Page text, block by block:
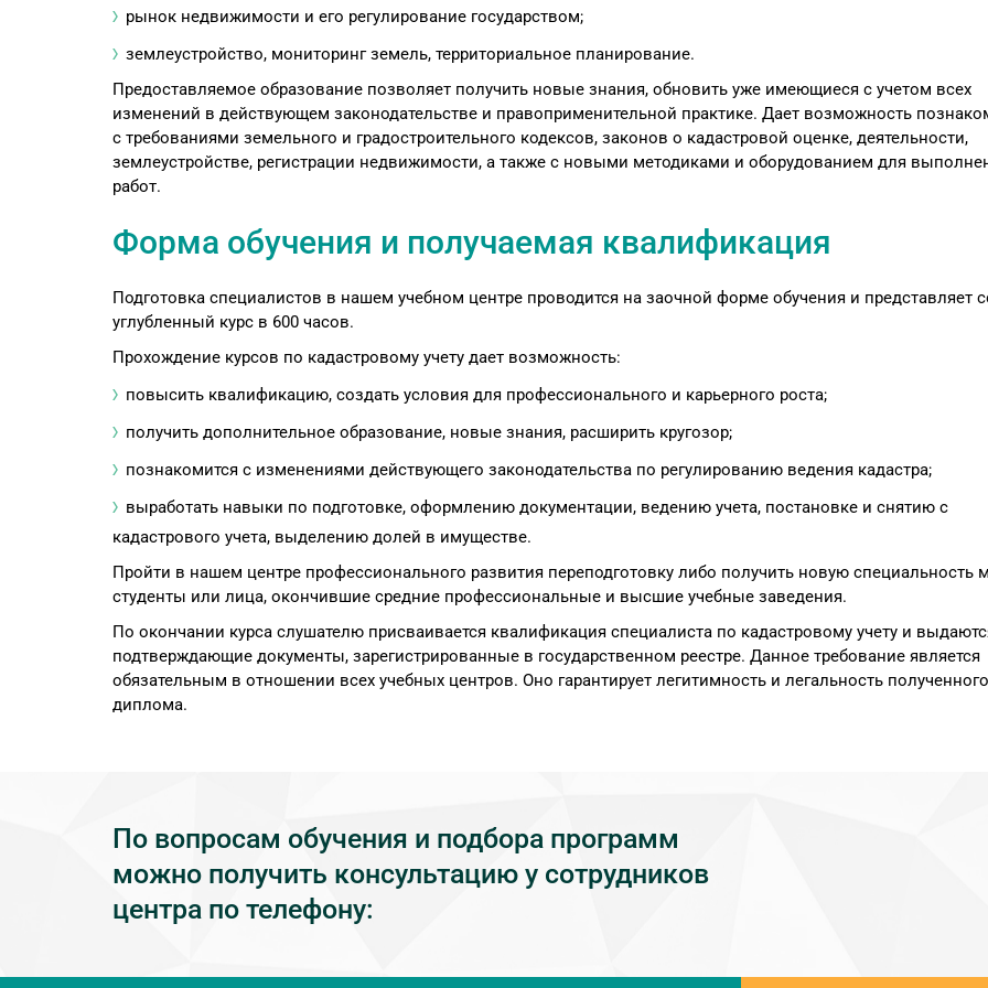
рынок недвижимости и его регулирование государством;
землеустройство, мониторинг земель, территориальное планирование.
Предоставляемое образование позволяет получить новые знания, обновить уже имеющиеся с учетом всех
изменений в действующем законодательстве и правоприменительной практике. Дает возможность
с требованиями земельного и градостроительного кодексов, законов о кадастровой оценке, деятельности,
землеустройстве, регистрации недвижимости, а также с новыми методиками и оборудованием для
работ.
Форма обучения и получаемая квалификация
Подготовка специалистов в нашем учебном центре проводится на заочной форме обучения и представляет
углубленный курс в 600 часов.
Прохождение курсов по кадастровому учету дает возможность:
повысить квалификацию, создать условия для профессионального и карьерного роста;
получить дополнительное образование, новые знания, расширить кругозор;
познакомится с изменениями действующего законодательства по регулированию ведения кадастра;
выработать навыки по подготовке, оформлению документации, ведению учета, постановке и снятию с
кадастрового учета, выделению долей в имуществе.
Пройти в нашем центре профессионального развития переподготовку либо получить новую специальность
студенты или лица, окончившие средние профессиональные и высшие учебные заведения.
По окончании курса слушателю присваивается квалификация специалиста по кадастровому учету и
подтверждающие документы, зарегистрированные в государственном реестре. Данное требование является
обязательным в отношении всех учебных центров. Оно гарантирует легитимность и легальность полученного
диплома.
По вопросам обучения и подбора программ
можно получить консультацию у сотрудников
центра по телефону: